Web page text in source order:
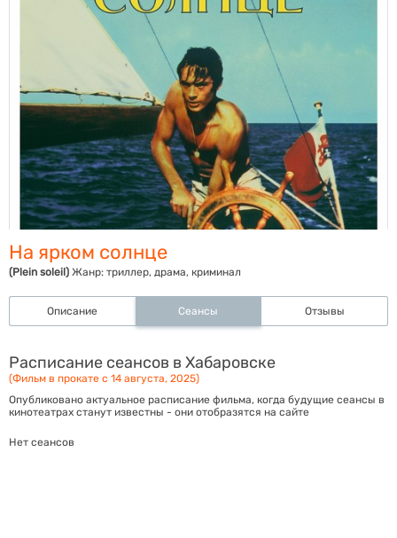
На ярком солнце
(Plein soleil) Жанр: триллер, драма, криминал
Описание Сеансы Отзывы
Расписание сеансов в Хабаровске
(Фильм в прокате с 14 августа, 2025)
Опубликовано актуальное расписание фильма, когда будущие сеансы в
кинотеатрах станут известны - они отобразятся на сайте
Нет сеансов